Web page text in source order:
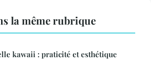
la même rubrique
kawaii : praticité et esthétique